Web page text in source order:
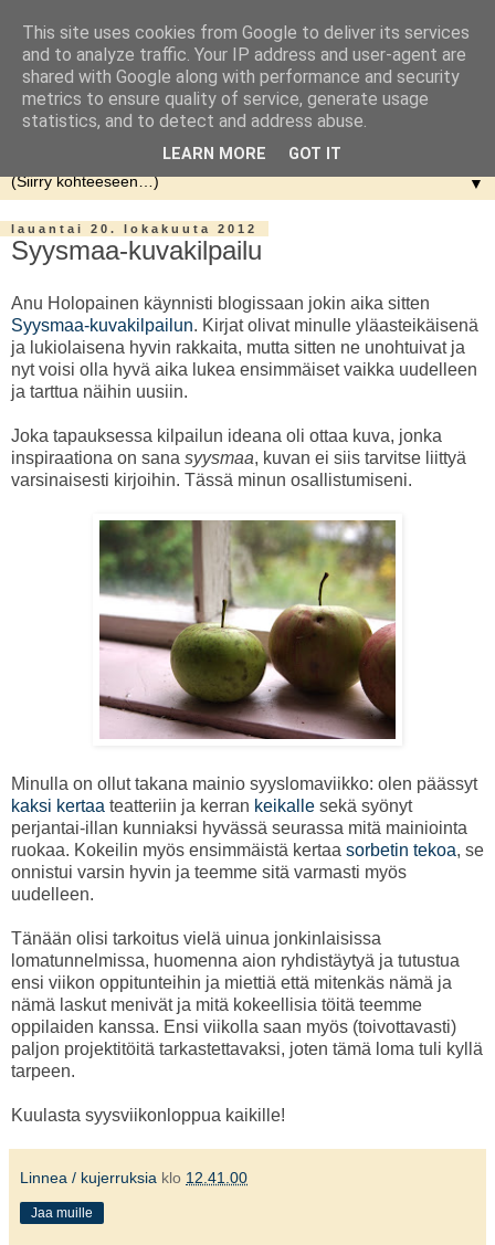
▼
lauantai 20. lokakuuta 2012
Syysmaa-kuvakilpailu
Anu Holopainen käynnisti blogissaan jokin aika sitten
Syysmaa-kuvakilpailun. Kirjat olivat minulle yläasteikäisenä
ja lukiolaisena hyvin rakkaita, mutta sitten ne unohtuivat ja
nyt voisi olla hyvä aika lukea ensimmäiset vaikka uudelleen
ja tarttua näihin uusiin.
Joka tapauksessa kilpailun ideana oli ottaa kuva, jonka
inspiraationa on sana syysmaa, kuvan ei siis tarvitse liittyä
varsinaisesti kirjoihin. Tässä minun osallistumiseni.
Minulla on ollut takana mainio syyslomaviikko: olen päässyt
kaksi kertaa teatteriin ja kerran keikalle sekä syönyt
perjantai-illan kunniaksi hyvässä seurassa mitä mainiointa
ruokaa. Kokeilin myös ensimmäistä kertaa sorbetin tekoa, se
onnistui varsin hyvin ja teemme sitä varmasti myös
uudelleen.
Tänään olisi tarkoitus vielä uinua jonkinlaisissa
lomatunnelmissa, huomenna aion ryhdistäytyä ja tutustua
ensi viikon oppitunteihin ja miettiä että mitenkäs nämä ja
nämä laskut menivät ja mitä kokeellisia töitä teemme
oppilaiden kanssa. Ensi viikolla saan myös (toivottavasti)
paljon projektitöitä tarkastettavaksi, joten tämä loma tuli kyllä
tarpeen.
Kuulasta syysviikonloppua kaikille!
Linnea / kujerruksia klo 12.41.00
Jaa muille
This site uses cookies from Google to deliver its services
and to analyze traffic. Your IP address and user-agent are
shared with Google along with performance and security
metrics to ensure quality of service, generate usage
statistics, and to detect and address abuse.
LEARN MORE GOT IT